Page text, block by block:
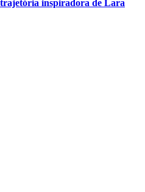
inspiradora de Lara